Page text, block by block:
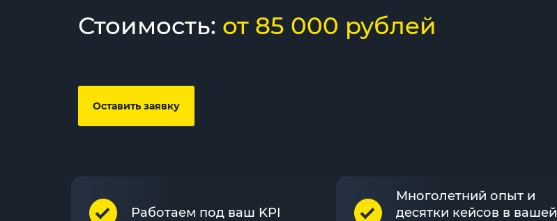
Стоимость: от 85 000 рублей
Оставить заявку
Работаем под ваш KPI
Многолетний опыт и
десятки кейсов в вашей